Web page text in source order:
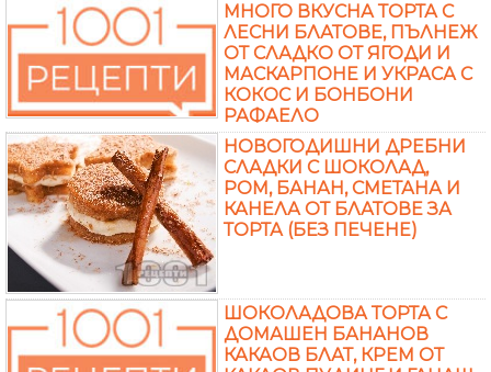
МНОГО ВКУСНА ТОРТА С
ЛЕСНИ БЛАТОВЕ, ПЪЛНЕЖ
ОТ СЛАДКО ОТ ЯГОДИ И
МАСКАРПОНЕ И УКРАСА С
КОКОС И БОНБОНИ
РАФАЕЛО
НОВОГОДИШНИ ДРЕБНИ
СЛАДКИ С ШОКОЛАД,
РОМ, БАНАН, СМЕТАНА И
КАНЕЛА ОТ БЛАТОВЕ ЗА
ТОРТА (БЕЗ ПЕЧЕНЕ)
ШОКОЛАДОВА ТОРТА С
ДОМАШЕН БАНАНОВ
КАКАОВ БЛАТ, КРЕМ ОТ